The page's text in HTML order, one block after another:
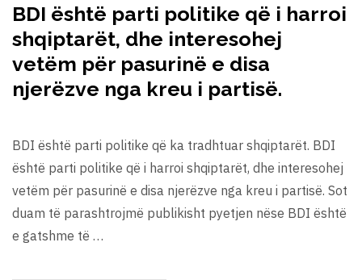
BDI është parti politike që i harroi
shqiptarët, dhe interesohej
vetëm për pasurinë e disa
njerëzve nga kreu i partisë.
BDI është parti politike që ka tradhtuar shqiptarët. BDI
është parti politike që i harroi shqiptarët, dhe interesohej
vetëm për pasurinë e disa njerëzve nga kreu i partisë. Sot
duam të parashtrojmë publikisht pyetjen nëse BDI është
e gatshme të …